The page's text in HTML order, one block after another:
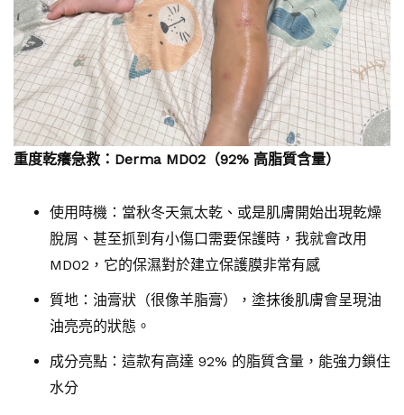
重度乾癢急救：Derma MD02（92% 高脂質含量）
使用時機：當秋冬天氣太乾、或是肌膚開始出現乾燥
脫屑、甚至抓到有小傷口需要保護時，我就會改用
MD02，它的保濕對於建立保護膜非常有感
質地：油膏狀（很像羊脂膏），塗抹後肌膚會呈現油
油亮亮的狀態。
成分亮點：這款有高達 92% 的脂質含量，能強力鎖住
水分